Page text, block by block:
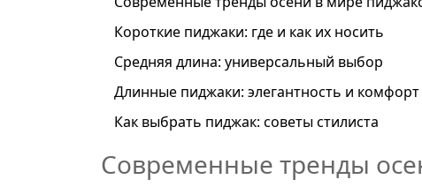
Короткие пиджаки: где и как их носить
Средняя длина: универсальный выбор
Длинные пиджаки: элегантность и комфорт
Как выбрать пиджак: советы стилиста
Современные тренды